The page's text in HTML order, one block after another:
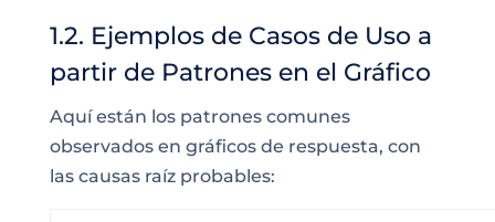
1.2. Ejemplos de Casos de Uso a
partir de Patrones en el Gráfico
Aquí están los patrones comunes
observados en gráficos de respuesta, con
las causas raíz probables: